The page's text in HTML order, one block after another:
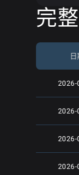
完
日
2026-
2026-
2026-
2026-